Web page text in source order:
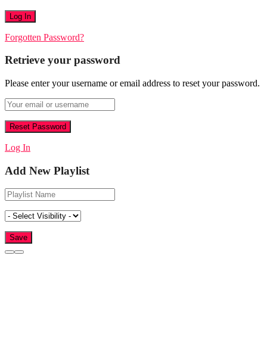
Forgotten Password?
Retrieve your password
Please enter your username or email address to reset your password.
Log In
Add New Playlist